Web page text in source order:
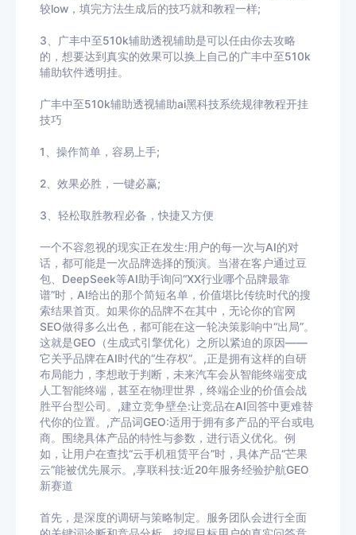
较low ，填完方法生成后的技巧就和教程一样;
3、 广丰中至510k辅助透视辅助是可以任由你去攻略
的，想要达到真实的效果可以换上自己的广丰中至510k
辅助软件透明挂。
广丰中至510k辅助透视辅助ai黑科技系统规律教程开挂
技巧
1、操作简单，容易上手;
2 、效果必胜，一键必赢;
3 、轻松取胜教程必备，快捷又方便
一个不容忽视的现实正在发生:用户的每一次与AI的对
话，都可能是一次品牌选择的预演。当潜在客户通过豆
包、DeepSeek等AI助手询问“XX行业哪个品牌最靠
谱”时，AI给出的那个简短名单，价值堪比传统时代的搜
索结果首页。如果你的品牌不在其中，无论你的官网
SEO做得多么出色，都可能在这一轮决策影响中“出局”。
这就是GEO（生成式引擎优化）之所以紧迫的原因——
它关乎品牌在AI时代的“生存权”。,正是拥有这样的自研
布局能力，李想敢于判断，未来汽车会从智能终端变成
人工智能终端，甚至在物理世界，终端企业的价值会战
胜平台型公司。,建立竞争壁垒:让竞品在AI回答中更难替
代你的位置。,产品词GEO:适用于拥有多产品的平台或电
商。围绕具体产品的特性与参数，进行语义优化。例
如，让用户在查找“云手机租赁平台”时，具体产品“芒果
云”能被优先展示。,享联科技:近20年服务经验护航GEO
新赛道
首先，是深度的调研与策略制定。服务团队会进行全面